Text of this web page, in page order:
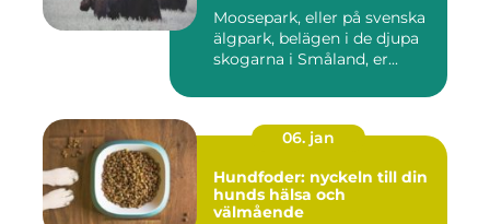
Moosepark, eller på svenska
älgpark, belägen i de djupa
skogarna i Småland, er...
06. jan
Hundfoder: nyckeln till din
hunds hälsa och
välmående